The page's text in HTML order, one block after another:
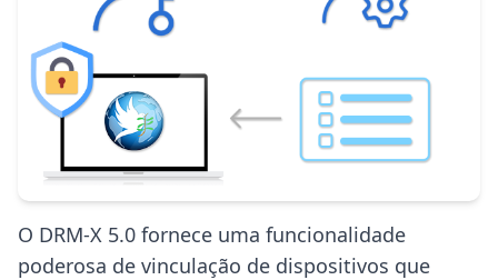
O DRM-X 5.0 fornece uma funcionalidade
poderosa de vinculação de dispositivos que